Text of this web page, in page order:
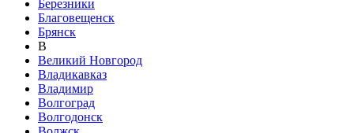
Березники
Благовещенск
Брянск
В
Великий Новгород
Владикавказ
Владимир
Волгоград
Волгодонск